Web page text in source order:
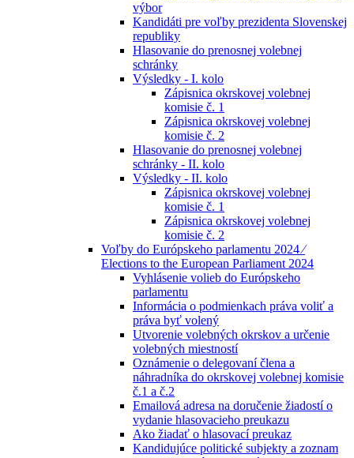
výbor
Kandidáti pre voľby prezidenta Slovenskej
republiky
Hlasovanie do prenosnej volebnej
schránky
Výsledky - I. kolo
Zápisnica okrskovej volebnej
komisie č. 1
Zápisnica okrskovej volebnej
komisie č. 2
Hlasovanie do prenosnej volebnej
schránky - II. kolo
Výsledky - II. kolo
Zápisnica okrskovej volebnej
komisie č. 1
Zápisnica okrskovej volebnej
komisie č. 2
Voľby do Európskeho parlamentu 2024 ⁄
Elections to the European Parliament 2024
Vyhlásenie volieb do Európskeho
parlamentu
Informácia o podmienkach práva voliť a
práva byť volený
Utvorenie volebných okrskov a určenie
volebných miestností
Oznámenie o delegovaní člena a
náhradníka do okrskovej volebnej komisie
č.1 a č.2
Emailová adresa na doručenie žiadostí o
vydanie hlasovacieho preukazu
Ako žiadať o hlasovací preukaz
Kandidujúce politické subjekty a zoznam